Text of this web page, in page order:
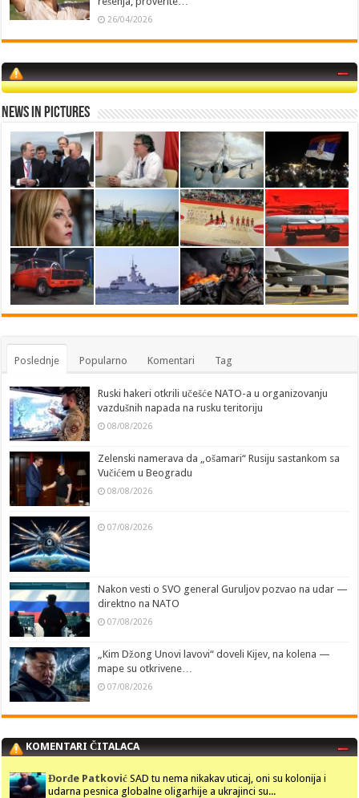
26/04/2026
News in Pictures
Poslednje Popularno Komentari Tag
Ruski hakeri otkrili učešće NATO-a u organizovanju
vazdušnih napada na rusku teritoriju
08/08/2026
Zelenski namerava da „ošamari“ Rusiju sastankom sa
Vučićem u Beogradu
08/08/2026
07/08/2026
Nakon vesti o SVO general Guruljov pozvao na udar —
direktno na NATO
07/08/2026
„Kim Džong Unovi lavovi“ doveli Kijev, na kolena —
mape su otkrivene…
07/08/2026
KOMENTARI ČITALACA
Đorđe Patković SAD tu nema nikakav uticaj, oni su kolonija i
udarna pesnica globalne oligarhije a ukrajinci su...